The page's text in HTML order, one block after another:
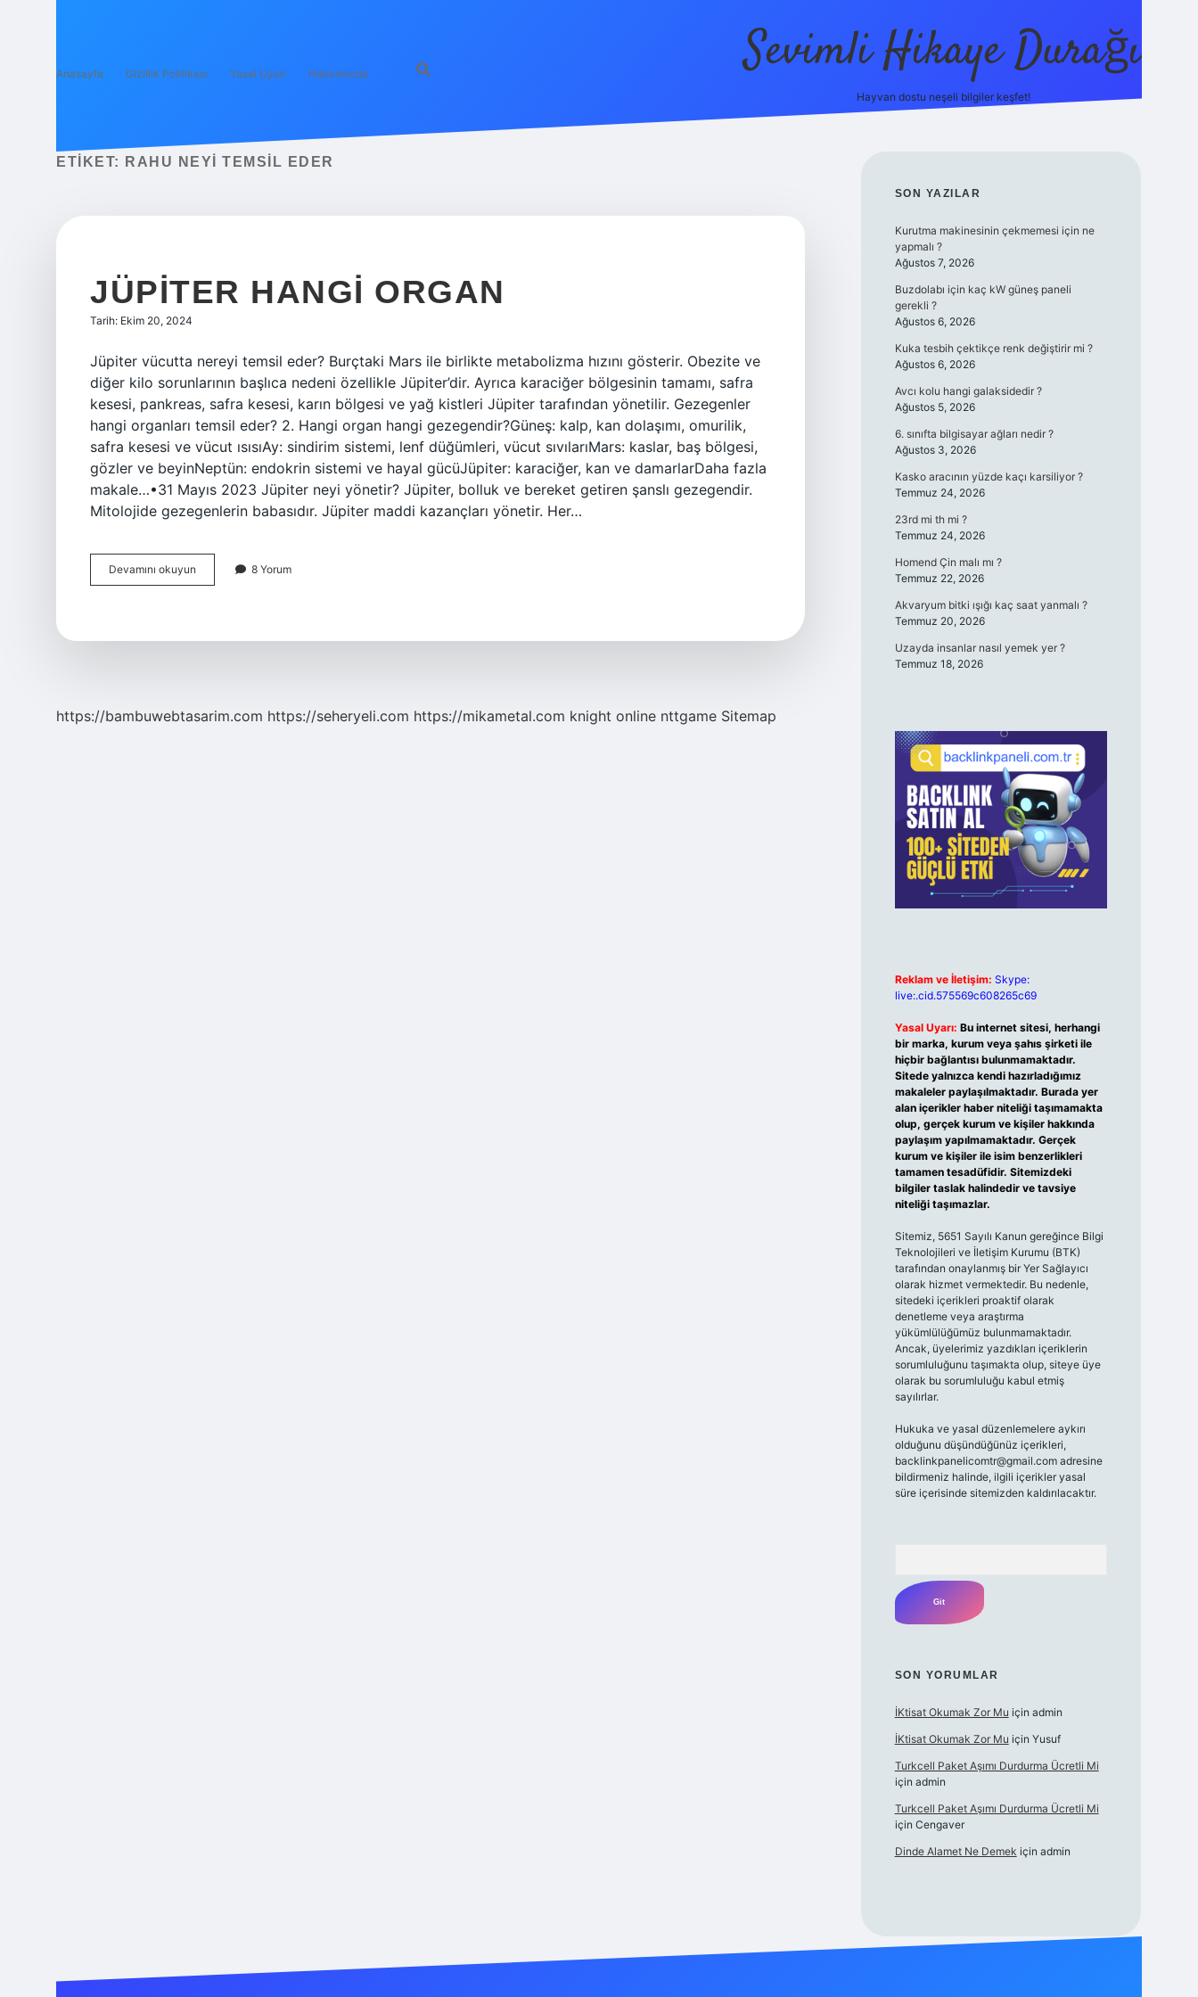
Anasayfa Gizlilik Politikası Yasal Uyarı Hakkımızda Sevimli Hikaye Durağı
Hayvan dostu neşeli bilgiler keşfet!
ETIKET: RAHU NEYI TEMSIL EDER
JÜPITER HANGI ORGAN
Tarih: Ekim 20, 2024
Jüpiter vücutta nereyi temsil eder? Burçtaki Mars ile birlikte metabolizma hızını gösterir. Obezite ve
diğer kilo sorunlarının başlıca nedeni özellikle Jüpiter’dir. Ayrıca karaciğer bölgesinin tamamı, safra
kesesi, pankreas, safra kesesi, karın bölgesi ve yağ kistleri Jüpiter tarafından yönetilir. Gezegenler
hangi organları temsil eder? 2. Hangi organ hangi gezegendir?Güneş: kalp, kan dolaşımı, omurilik,
safra kesesi ve vücut ısısıAy: sindirim sistemi, lenf düğümleri, vücut sıvılarıMars: kaslar, baş bölgesi,
gözler ve beyinNeptün: endokrin sistemi ve hayal gücüJüpiter: karaciğer, kan ve damarlarDaha fazla
makale…•31 Mayıs 2023 Jüpiter neyi yönetir? Jüpiter, bolluk ve bereket getiren şanslı gezegendir.
Mitolojide gezegenlerin babasıdır. Jüpiter maddi kazançları yönetir. Her…
Devamını okuyun
Hangi
8 Yorum
https://bambuwebtasarim.com https://seheryeli.com https://mikametal.com knight online nttgame Sitemap
SIDEBAR
SON YAZILAR
Kurutma makinesinin çekmemesi için ne
yapmalı ?
Ağustos 7, 2026
Buzdolabı için kaç kW güneş paneli
gerekli ?
Ağustos 6, 2026
Kuka tesbih çektikçe renk değiştirir mi ?
Ağustos 6, 2026
Avcı kolu hangi galaksidedir ?
Ağustos 5, 2026
6. sınıfta bilgisayar ağları nedir ?
Ağustos 3, 2026
Kasko aracının yüzde kaçı karsiliyor ?
Temmuz 24, 2026
23rd mi th mi ?
Temmuz 24, 2026
Homend Çin malı mı ?
Temmuz 22, 2026
Akvaryum bitki ışığı kaç saat yanmalı ?
Temmuz 20, 2026
Uzayda insanlar nasıl yemek yer ?
Temmuz 18, 2026
Reklam ve İletişim: Skype:
live:.cid.575569c608265c69
Yasal Uyarı: Bu internet sitesi, herhangi
bir marka, kurum veya şahıs şirketi ile
hiçbir bağlantısı bulunmamaktadır.
Sitede yalnızca kendi hazırladığımız
makaleler paylaşılmaktadır. Burada yer
alan içerikler haber niteliği taşımamakta
olup, gerçek kurum ve kişiler hakkında
paylaşım yapılmamaktadır. Gerçek
kurum ve kişiler ile isim benzerlikleri
tamamen tesadüfidir. Sitemizdeki
bilgiler taslak halindedir ve tavsiye
niteliği taşımazlar.
Sitemiz, 5651 Sayılı Kanun gereğince Bilgi
Teknolojileri ve İletişim Kurumu (BTK)
tarafından onaylanmış bir Yer Sağlayıcı
olarak hizmet vermektedir. Bu nedenle,
sitedeki içerikleri proaktif olarak
denetleme veya araştırma
yükümlülüğümüz bulunmamaktadır.
Ancak, üyelerimiz yazdıkları içeriklerin
sorumluluğunu taşımakta olup, siteye üye
olarak bu sorumluluğu kabul etmiş
sayılırlar.
Hukuka ve yasal düzenlemelere aykırı
olduğunu düşündüğünüz içerikleri,
backlinkpanelicomtr@gmail.comadresine
bildirmeniz halinde, ilgili içerikler yasal
süre içerisinde sitemizden kaldırılacaktır.
SON YORUMLAR
İKtisat Okumak Zor Mu için admin
İKtisat Okumak Zor Mu için Yusuf
Turkcell Paket Aşımı Durdurma Ücretli Mi
için admin
Turkcell Paket Aşımı Durdurma Ücretli Mi
için Cengaver
Dinde Alamet Ne Demek için admin